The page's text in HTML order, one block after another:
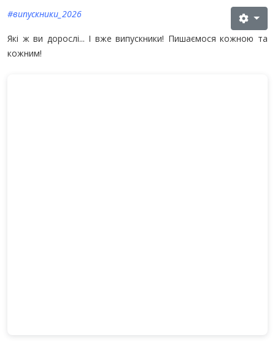
#випускники_2026
Які ж ви дорослі... І вже випускники! Пишаємося кожною та
кожним!